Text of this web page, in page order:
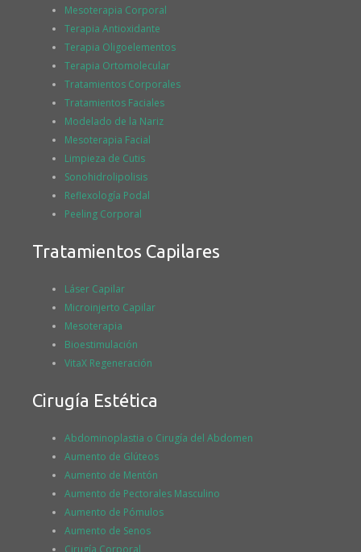
Mesoterapia Corporal
Terapia Antioxidante
Terapia Oligoelementos
Terapia Ortomolecular
Tratamientos Corporales
Tratamientos Faciales
Modelado de la Nariz
Mesoterapia Facial
Limpieza de Cutis
Sonohidrolipolisis
Reflexología Podal
Peeling Corporal
Tratamientos Capilares
Láser Capilar
Microinjerto Capilar
Mesoterapia
Bioestimulación
VitaX Regeneración
Cirugía Estética
Abdominoplastia o Cirugía del Abdomen
Aumento de Glúteos
Aumento de Mentón
Aumento de Pectorales Masculino
Aumento de Pómulos
Aumento de Senos
Cirugía Corporal